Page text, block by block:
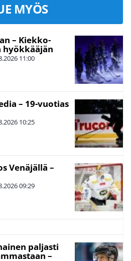
MYÖS
– Kiekko-
hyökkääjän
11:00
– 19-vuotias
10:25
Venäjällä –
09:29
paljasti
–